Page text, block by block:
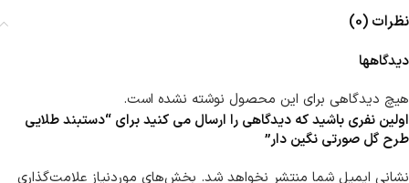
نظرات (0)
دیدگاهها
هیچ دیدگاهی برای این محصول نوشته نشده است.
اولین نفری باشید که دیدگاهی را ارسال می کنید برای “دستبند طلایی
طرح گل صورتی نگین دار”
نشانی ایمیل شما منتشر نخواهد شد. بخش‌های موردنیاز علامت‌گذاری